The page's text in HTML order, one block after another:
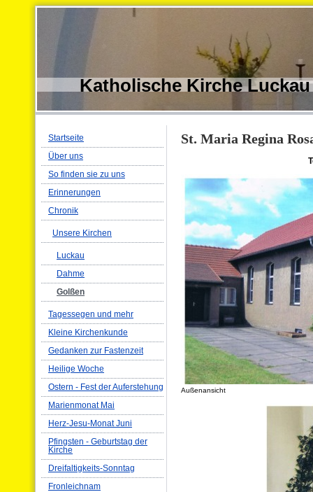
Katholische Kirche Luckau
Startseite
Über uns
So finden sie zu uns
Erinnerungen
Chronik
Unsere Kirchen
Luckau
Dahme
Golßen
Tagessegen und mehr
Kleine Kirchenkunde
Gedanken zur Fastenzeit
Heilige Woche
Ostern - Fest der Auferstehung
Marienmonat Mai
Herz-Jesu-Monat Juni
Pfingsten - Geburtstag der
Kirche
Dreifaltigkeits-Sonntag
Fronleichnam
St. Maria Regina
Außenansicht